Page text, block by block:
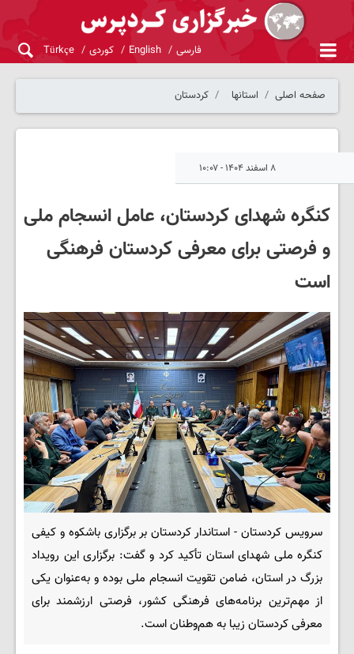
فارسی English کوردی Türkçe
صفحه اصلی استانها کردستان
۸ اسفند ۱۴۰۴ - ۱۰:۰۷
کنگره شهدای کردستان، عامل انسجام ملی
و فرصتی برای معرفی کردستان فرهنگی
است
سرویس کردستان - استاندار کردستان بر برگزاری باشکوه و کیفی
کنگره ملی شهدای استان تأکید کرد و گفت: برگزاری این رویداد
بزرگ در استان، ضامن تقویت انسجام ملی بوده و به‌عنوان یکی
از مهم‌ترین برنامه‌های فرهنگی کشور، فرصتی ارزشمند برای
معرفی کردستان زیبا به هم‌وطنان است.